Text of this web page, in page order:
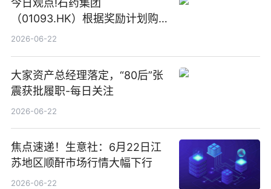
今日观点!石药集团
（01093.HK）根据奖励计划购
回580万股
2026-06-22
大家资产总经理落定，“80后”张
震获批履职-每日关注
2026-06-22
焦点速递！生意社：6月22日江
苏地区顺酐市场行情大幅下行
2026-06-22